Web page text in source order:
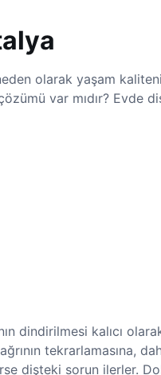
olarak yaşam
var mıdır? Evde
dindirilmesi kalıcı
tekrarlamasına,
dişteki sorun ilerler.